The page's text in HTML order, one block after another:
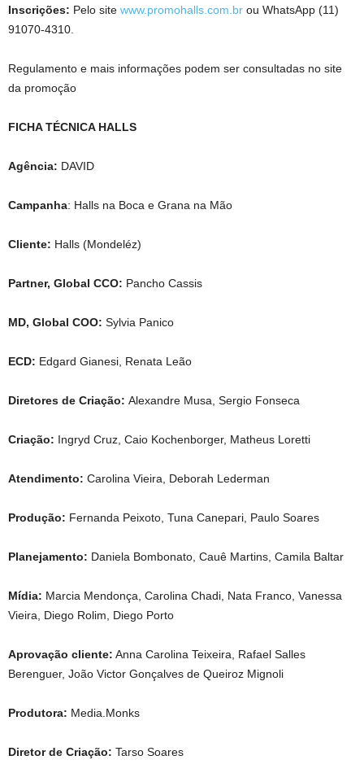
Inscrições: Pelo site www.promohalls.com.br ou WhatsApp (11)
91070-4310.
Regulamento e mais informações podem ser consultadas no site
da promoção
FICHA TÉCNICA HALLS
Agência: DAVID
Campanha: Halls na Boca e Grana na Mão
Cliente: Halls (Mondeléz)
Partner, Global CCO: Pancho Cassis
MD, Global COO: Sylvia Panico
ECD: Edgard Gianesi, Renata Leão
Diretores de Criação: Alexandre Musa, Sergio Fonseca
Criação: Ingryd Cruz, Caio Kochenborger, Matheus Loretti
Atendimento: Carolina Vieira, Deborah Lederman
Produção: Fernanda Peixoto, Tuna Canepari, Paulo Soares
Planejamento: Daniela Bombonato, Cauê Martins, Camila Baltar
Mídia: Marcia Mendonça, Carolina Chadi, Nata Franco, Vanessa
Vieira, Diego Rolim, Diego Porto
Aprovação cliente: Anna Carolina Teixeira, Rafael Salles
Berenguer, João Victor Gonçalves de Queiroz Mignoli
Produtora: Media.Monks
Diretor de Criação: Tarso Soares